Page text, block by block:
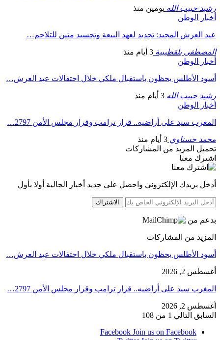
رشيد حبيب الله يومين منذ
أخبار الوطن
عيد العرش المجيد: تجديد لعهد البيعة وتجسيد متين للتلاحم…
المصطفى بلقطيبية 3 أيام منذ
أخبار الوطن
أسود الأطلس يحظون باستقبال ملكي خلال احتفالات عيد العرش…
رشيد حبيب الله 3 أيام منذ
أخبار الوطن
المغرب سيد على أراضيه.. قرار ترامب وقرار مجلس الأمن 2797…
محمد حسناوي 3 أيام منذ
تحميل المزيد من المشاركات
اشترك معنا
أدخل بريدك الإلكتروني واحصل على جديد أخبار الجالية أولا بأول
الاشتراك
بدعم من
المزيد من المشاركات
أسود الأطلس يحظون باستقبال ملكي خلال احتفالات عيد العرش…
أغسطس 2, 2026
المغرب سيد على أراضيه.. قرار ترامب وقرار مجلس الأمن 2797…
أغسطس 2, 2026
السابق التالي 1 من 108
Facebook Join us on Facebook